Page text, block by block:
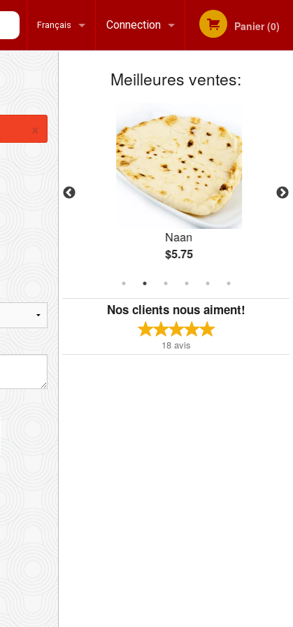
Français
English
Connection
Inscription
Panier (0)
Meilleures ventes:
Naan
$5.75
Nos clients nous aiment!
18 avis
×